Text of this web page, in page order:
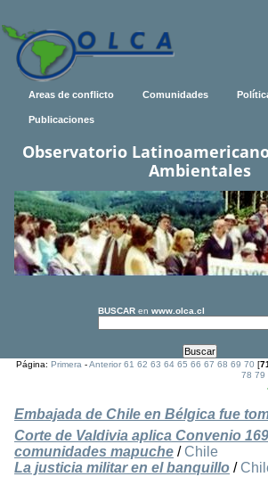
Areas de conflicto Comunidades
Publicaciones
Observatorio
Ambientales
BUSCAR en www.olca.cl
Página:Primera -Anterior 61 62 63 64 65 66 67 68 69 70 [
78 79
Embajada de Chile en Bélgica fue
Corte de Valdivia aplica Convenio
comunidades mapuche / Chile
La justicia militar en el banquillo /